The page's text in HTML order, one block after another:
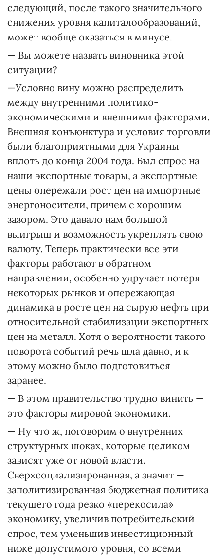
следующий, после такого значительного
снижения уровня капиталообразований,
может вообще оказаться в минусе.
— Вы можете назвать виновника этой
ситуации?
—Условно вину можно распределить
между внутренними политико-
экономическими и внешними факторами.
Внешняя конъюнктура и условия торговли
были благоприятными для Украины
вплоть до конца 2004 года. Был спрос на
наши экспортные товары, а экспортные
цены опережали рост цен на импортные
энергоносители, причем с хорошим
зазором. Это давало нам большой
выигрыш и возможность укреплять свою
валюту. Теперь практически все эти
факторы работают в обратном
направлении, особенно удручает потеря
некоторых рынков и опережающая
динамика в росте цен на сырую нефть при
относительной стабилизации экспортных
цен на металл. Хотя о вероятности такого
поворота событий речь шла давно, и к
этому можно было подготовиться
заранее.
— В этом правительство трудно винить —
это факторы мировой экономики.
— Ну что ж, поговорим о внутренних
структурных шоках, которые целиком
зависят уже от новой власти.
Сверхсоциализированная, а значит —
заполитизированная бюджетная политика
текущего года резко «перекосила»
экономику, увеличив потребительский
спрос, тем уменьшив инвестиционный
ниже допустимого уровня, со всеми